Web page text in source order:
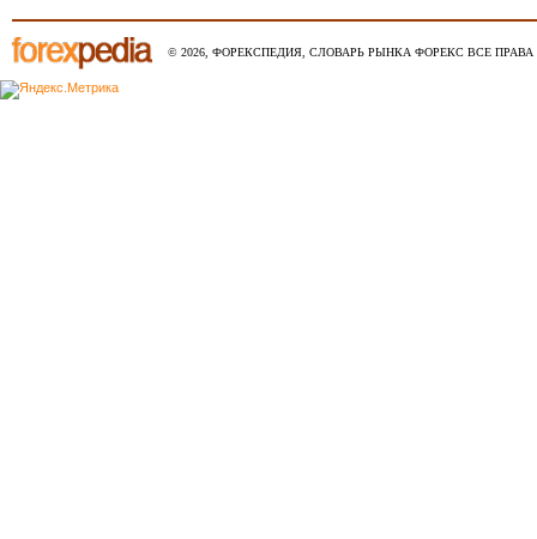
© 2026, ФОРЕКСПЕДИЯ, СЛОВАРЬ РЫНКА ФОРЕКС ВСЕ